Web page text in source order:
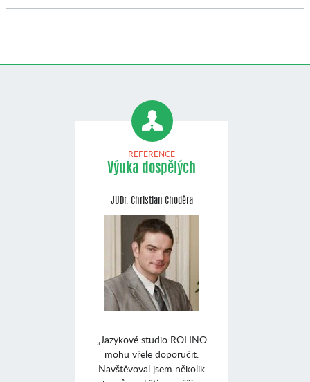
REFERENCE
Výuka dospělých
JUDr. Christian Choděra
„Jazykové studio ROLINO
mohu vřele doporučit.
Navštěvoval jsem několik